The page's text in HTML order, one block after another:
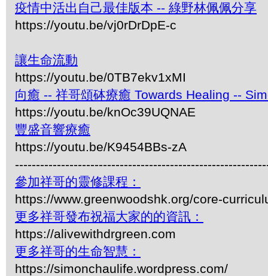
疫情中活出自己最佳版本 -- 綠野林佩佩分享
https://youtu.be/vj0rDrDpE-c
讓生命流動
https://youtu.be/0TB7ekv1xMI
向癒 -- 祥哥頌砵療癒 Towards Healing --
https://youtu.be/knOc39UQNAE
豐盛音響療癒
https://youtu.be/K9454BBs-zA
參加祥哥的靈修課程：
https://www.greenwoodshk.org/core-
更多祥哥發布祝福大家的的資訊：
https://alivewithdrgreen.com
更多祥哥的生命智慧：
https://simonchaulife.wordpress.com/